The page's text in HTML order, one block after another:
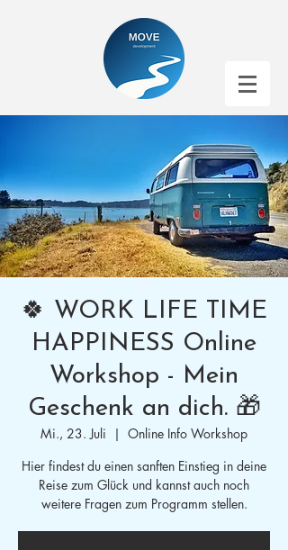
🍀 WORK LIFE TIME
HAPPINESS Online
Workshop - Mein
Geschenk an dich. 🎁
Mi., 23. Juli
  |
Online Info Workshop
Hier findest du einen sanften Einstieg in deine
Reise zum Glück und kannst auch noch
weitere Fragen zum Programm stellen.